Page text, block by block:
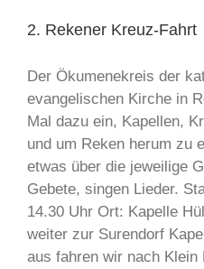
2. Rekener Kreuz-Fahrt
Der Ökumenekreis der
evangelischen Kirche in
Mal dazu ein, Kapellen,
und um Reken herum zu
etwas über die jeweilige
Gebete, singen Lieder.
14.30 Uhr Ort: Kapelle
weiter zur Surendorf
aus fahren wir nach